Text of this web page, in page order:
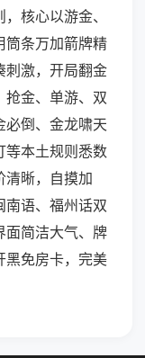
核心以游金、
筒条万加箭牌精
刺激，开局翻金
抢金、单游、双
必倒、金龙啸天
等本土规则悉数
清晰，自摸加
南语、福州话双
面简洁大气、牌
黑免房卡，完美